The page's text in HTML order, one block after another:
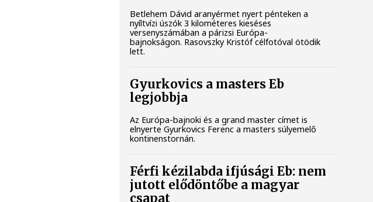
Betlehem Dávid aranyérmet nyert pénteken a
nyíltvízi úszók 3 kilométeres kieséses
versenyszámában a párizsi Európa-
bajnokságon. Rasovszky Kristóf célfotóval ötödik
lett.
Gyurkovics a masters Eb
legjobbja
Az Európa-bajnoki és a grand master címet is
elnyerte Gyurkovics Ferenc a masters súlyemelő
kontinenstornán.
Férfi kézilabda ifjúsági Eb: nem
jutott elődöntőbe a magyar
csapat